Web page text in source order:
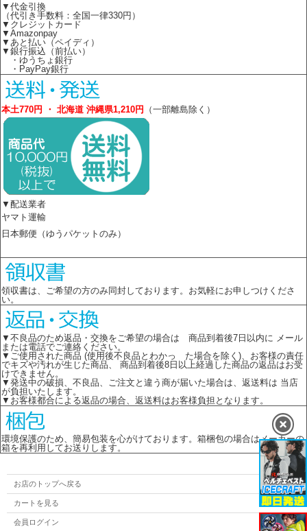
▼代金引換
（代引き手数料：全国一律330円）
▼クレジットカード
▼Amazonpay
▼あと払い（ペイディ）
▼銀行振込（前払い）
・ゆうちょ銀行
・PayPay銀行
本土770円 ・ 北海道 沖縄県1,210円 （一部離島除く）
▼配送業者
ヤマト運輸
日本郵便（ゆうパケットのみ）
領収書は、ご希望の方のみ同封しております。お気軽にお申しつけくださ
い。
▼不良品のため返品・交換をご希望の場合は 商品到着後7日以内に メール
または電話でご連絡ください。
▼ご使用された商品 (使用後不良品とわかっ た場合を除く)、お客様の責任
でキズや汚れが生じた商品、 商品到着後8日以上経過した商品の返品はお受
けできません。
▼発送中の破損、不良品、ご注文と違う商が届いた場合は、返送料は 当店
が負担いたします。
▼お客様都合による返品の場合、返送料はお客様負担となります。
環境保護のため、簡易包装を心がけております。箱梱包の場合はメーカーの
箱を再利用してお送りします。
お店のトップへ戻る
カートを見る
会員ログイン